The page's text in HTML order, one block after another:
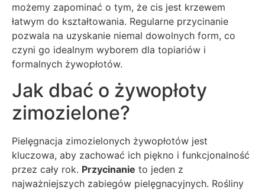
możemy zapominać o tym, że cis jest krzewem
łatwym do kształtowania. Regularne przycinanie
pozwala na uzyskanie niemal dowolnych form, co
czyni go idealnym wyborem dla topiariów i
formalnych żywopłotów.
Jak dbać o żywopłoty
zimozielone?
Pielęgnacja zimozielonych żywopłotów jest
kluczowa, aby zachować ich piękno i funkcjonalność
przez cały rok. Przycinanie to jeden z
najważniejszych zabiegów pielęgnacyjnych. Rośliny